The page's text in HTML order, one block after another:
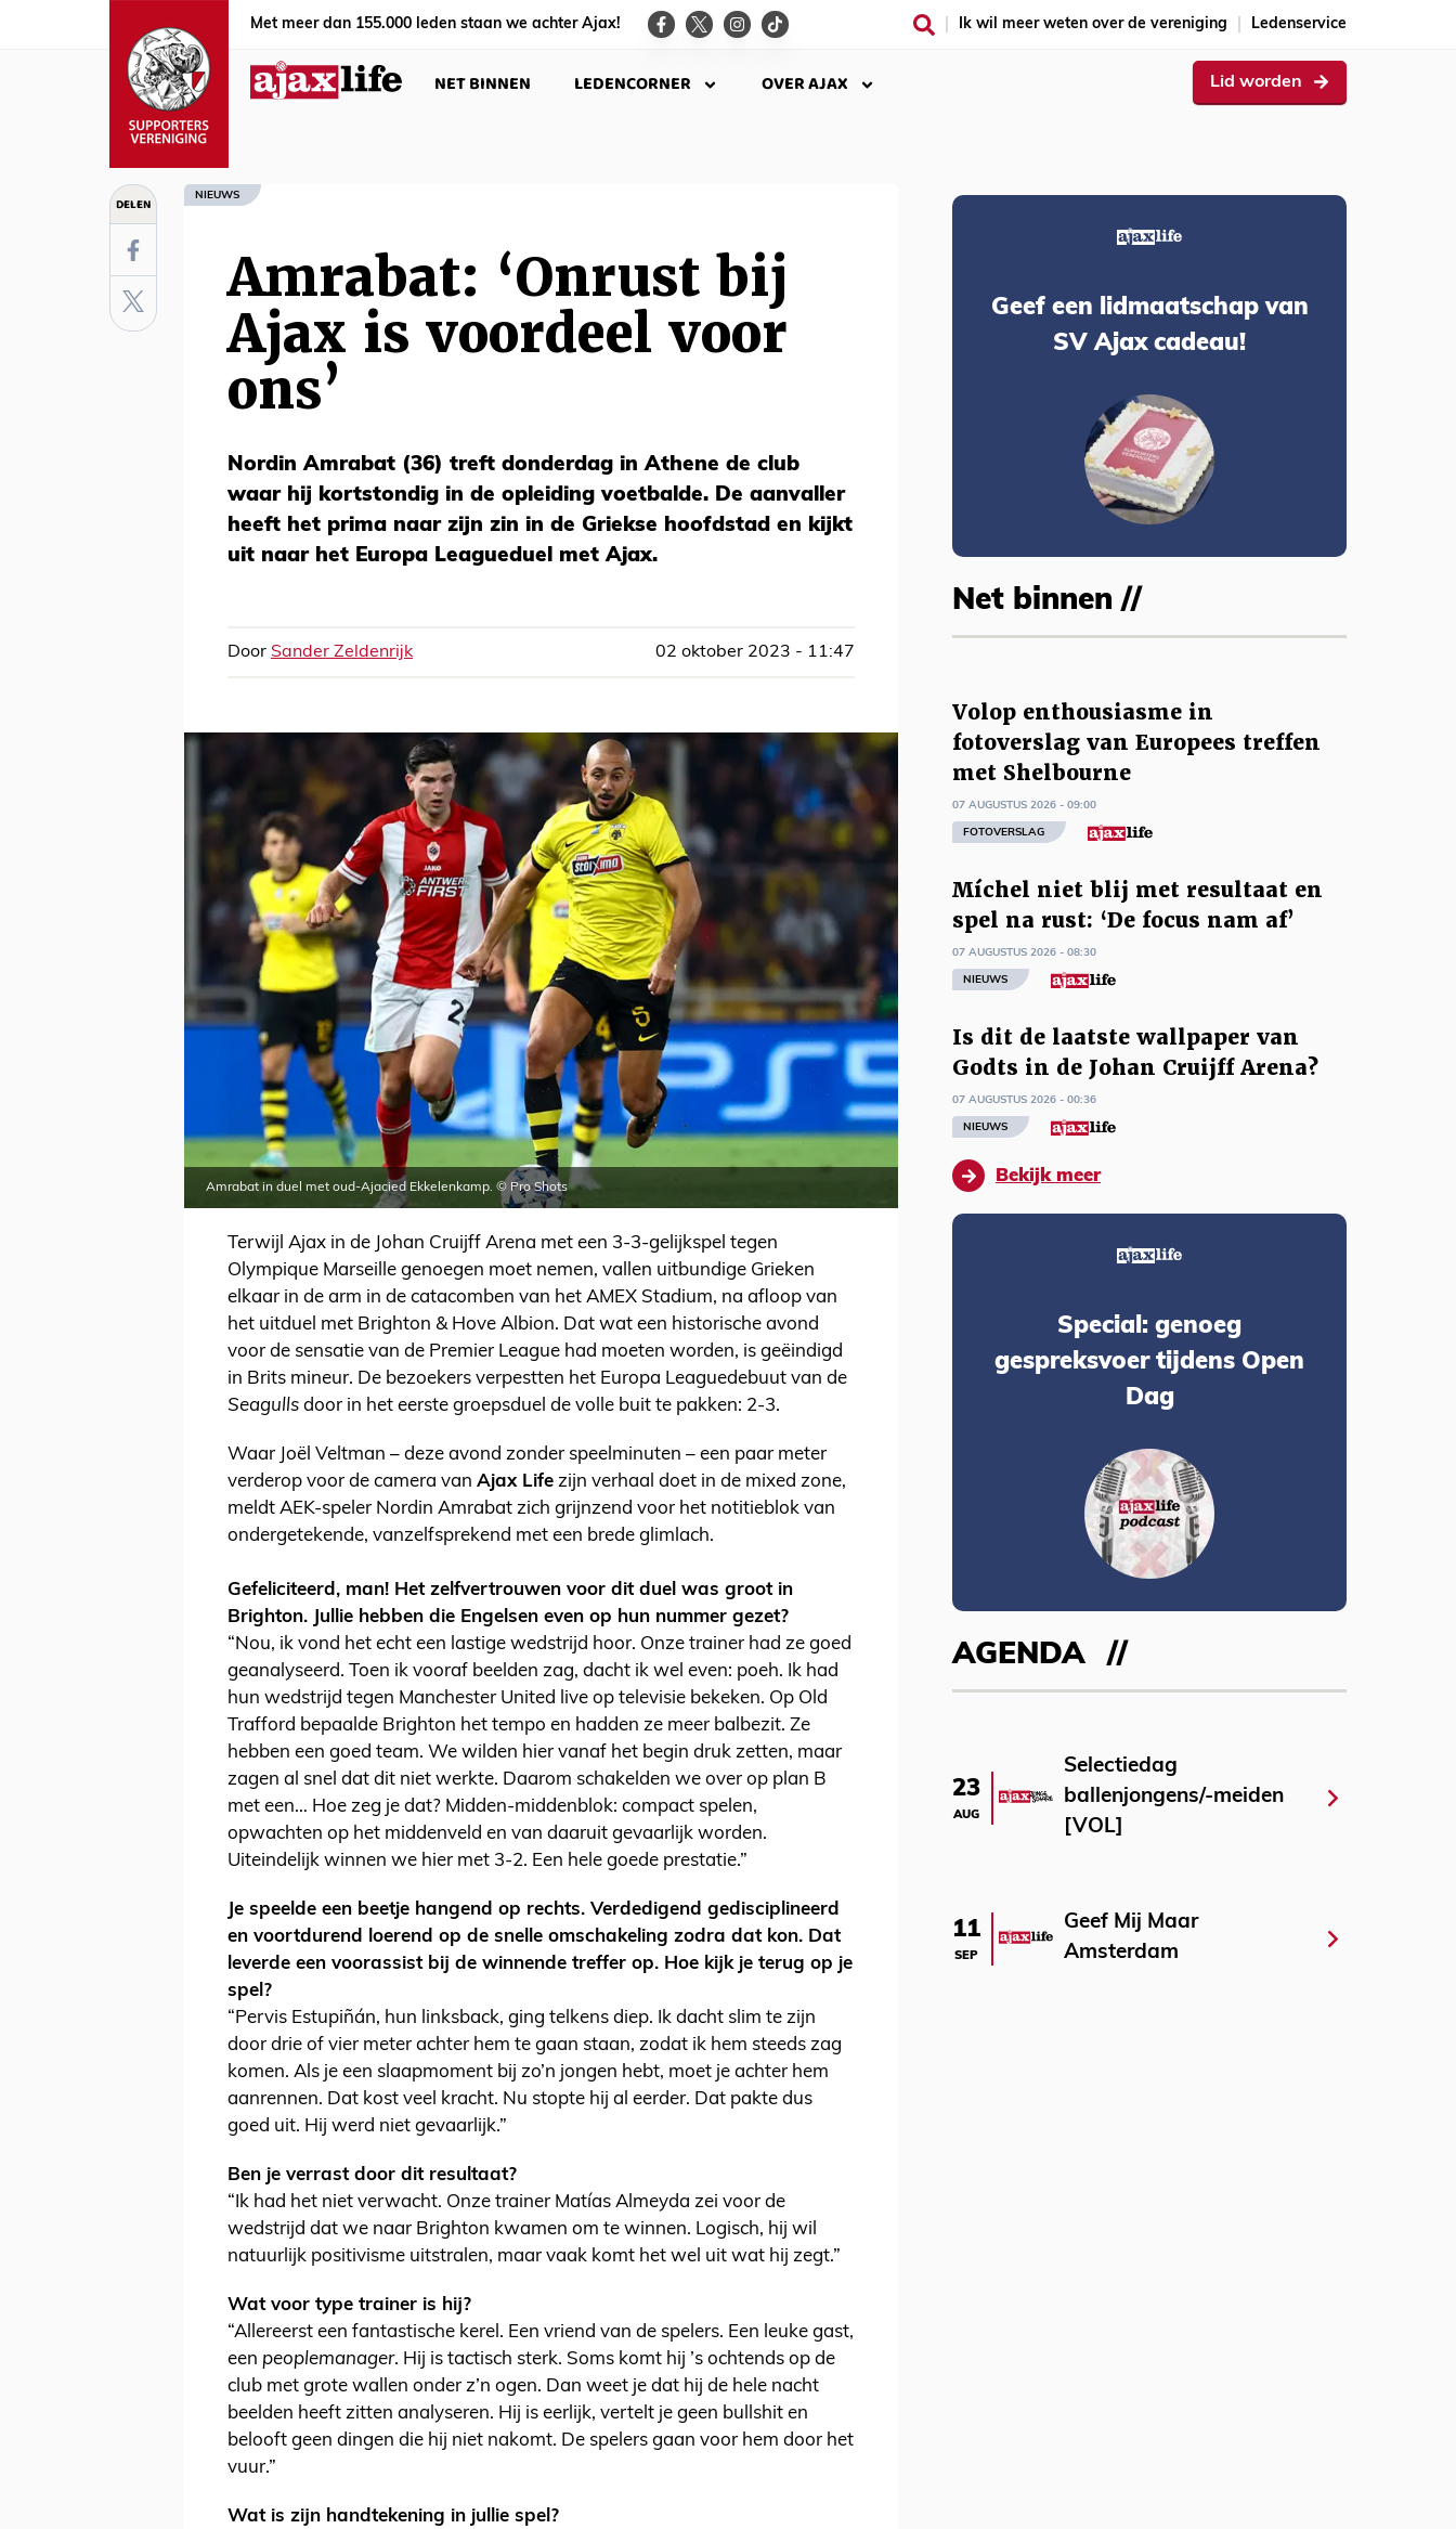
Met meer dan 155.000 leden staan we achter Ajax! Ik wil meer weten over de vereniging Ledenservice
NET BINNEN LEDENCORNER OVER AJAX Lid worden
DELEN NIEUWS
Amrabat: ‘Onrust bij
Ajax is voordeel voor
ons’
Nordin Amrabat (36) treft donderdag in Athene de club
waar hij kortstondig in de opleiding voetbalde. De aanvaller
heeft het prima naar zijn zin in de Griekse hoofdstad en kijkt
uit naar het Europa Leagueduel met Ajax.
Door Sander Zeldenrijk 02 oktober 2023 - 11:47
Amrabat in duel met oud-Ajacied Ekkelenkamp. © Pro Shots
Terwijl Ajax in de Johan Cruijff Arena met een 3-3-gelijkspel tegen
Olympique Marseille genoegen moet nemen, vallen uitbundige Grieken
elkaar in de arm in de catacomben van het AMEX Stadium, na afloop van
het uitduel met Brighton & Hove Albion. Dat wat een historische avond
voor de sensatie van de Premier League had moeten worden, is geëindigd
in Brits mineur. De bezoekers verpestten het Europa Leaguedebuut van de
Seagulls door in het eerste groepsduel de volle buit te pakken: 2-3.
Waar Joël Veltman – deze avond zonder speelminuten – een paar meter
verderop voor de camera van Ajax Life zijn verhaal doet in de mixed zone,
meldt AEK-speler Nordin Amrabat zich grijnzend voor het notitieblok van
ondergetekende, vanzelfsprekend met een brede glimlach.
Gefeliciteerd, man! Het zelfvertrouwen voor dit duel was groot in
Brighton. Jullie hebben die Engelsen even op hun nummer gezet?
“Nou, ik vond het echt een lastige wedstrijd hoor. Onze trainer had ze goed
geanalyseerd. Toen ik vooraf beelden zag, dacht ik wel even: poeh. Ik had
hun wedstrijd tegen Manchester United live op televisie bekeken. Op Old
Trafford bepaalde Brighton het tempo en hadden ze meer balbezit. Ze
hebben een goed team. We wilden hier vanaf het begin druk zetten, maar
zagen al snel dat dit niet werkte. Daarom schakelden we over op plan B
met een… Hoe zeg je dat? Midden-middenblok: compact spelen,
opwachten op het middenveld en van daaruit gevaarlijk worden.
Uiteindelijk winnen we hier met 3-2. Een hele goede prestatie.”
Je speelde een beetje hangend op rechts. Verdedigend gedisciplineerd
en voortdurend loerend op de snelle omschakeling zodra dat kon. Dat
leverde een voorassist bij de winnende treffer op. Hoe kijk je terug op je
spel?
“Pervis Estupiñán, hun linksback, ging telkens diep. Ik dacht slim te zijn
door drie of vier meter achter hem te gaan staan, zodat ik hem steeds zag
komen. Als je een slaapmoment bij zo’n jongen hebt, moet je achter hem
aanrennen. Dat kost veel kracht. Nu stopte hij al eerder. Dat pakte dus
goed uit. Hij werd niet gevaarlijk.”
Ben je verrast door dit resultaat?
“Ik had het niet verwacht. Onze trainer Matías Almeyda zei voor de
wedstrijd dat we naar Brighton kwamen om te winnen. Logisch, hij wil
natuurlijk positivisme uitstralen, maar vaak komt het wel uit wat hij zegt.”
Wat voor type trainer is hij?
“Allereerst een fantastische kerel. Een vriend van de spelers. Een leuke gast,
een peoplemanager. Hij is tactisch sterk. Soms komt hij ’s ochtends op de
club met grote wallen onder z’n ogen. Dan weet je dat hij de hele nacht
beelden heeft zitten analyseren. Hij is eerlijk, vertelt je geen bullshit en
belooft geen dingen die hij niet nakomt. De spelers gaan voor hem door het
vuur.”
Wat is zijn handtekening in jullie spel?
Geef een lidmaatschap van
SV Ajax cadeau!
Net binnen //
Volop enthousiasme in
fotoverslag van Europees treffen
met Shelbourne
07 AUGUSTUS 2026 - 09:00
FOTOVERSLAG
Míchel niet blij met resultaat en
spel na rust: ‘De focus nam af’
07 AUGUSTUS 2026 - 08:30
NIEUWS
Is dit de laatste wallpaper van
Godts in de Johan Cruijff Arena?
07 AUGUSTUS 2026 - 00:36
NIEUWS
Bekijk meer
Special: genoeg
gespreksvoer tijdens Open
Dag
AGENDA
23
AUG
Selectiedag
ballenjongens/-meiden
[VOL]
11
SEP
Geef Mij Maar
Amsterdam